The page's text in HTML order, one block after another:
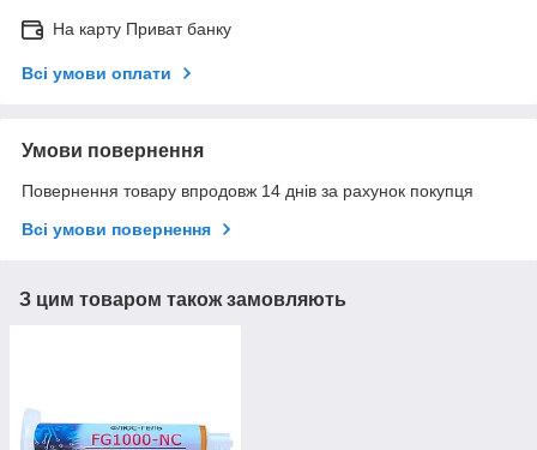
На карту Приват банку
Всі умови оплати
Умови повернення
Повернення товару впродовж 14 днів за рахунок покупця
Всі умови повернення
З цим товаром також замовляють